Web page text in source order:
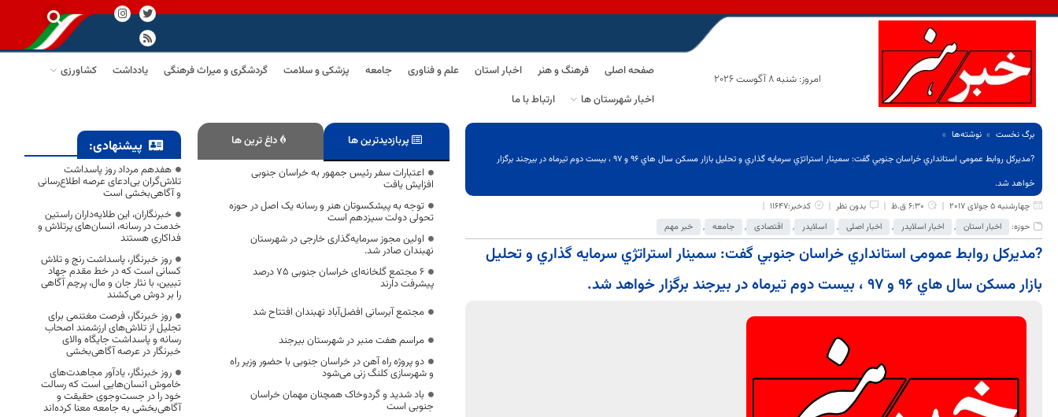
امروز: شنبه 8 آگوست 2026
صفحه اصلی فرهنگ و هنر اخبار استان علم و فناوری جامعه پزشکی و سلامت گردشگری و میراث فرهنگی یادداشت
کشاورزی
اخبار شهرستان ها
ارتباط با ما
برگ نخست
نوشته‌ها
?مدیرکل روابط عمومی استانداري خراسان جنوبي گفت: سمينار استراتژي سرمايه گذاري و تحليل بازار مسكن سال هاي ۹۶ و ۹۷ ، بيست دوم تيرماه در بيرجند برگزار
خواهد شد.
چهارشنبه 5 جولای 2017
6:30 ق.ظ بدون نظر
کدخبر:11647
حوزه:
اخبار استان , اخبار اسلایدر , اخبار اصلی , اسلایدر , اقتصادی , جامعه , خبر مهم
?مدیرکل روابط عمومی استانداري خراسان جنوبي گفت: سمينار استراتژي سرمايه گذاري و تحليل
بازار مسكن سال هاي ۹۶ و ۹۷ ، بيست دوم تيرماه در بيرجند برگزار خواهد شد.
پربازدیدترین ها داغ ترین ها
اعتبارات سفر رئیس جمهور به خراسان جنوبی
افزایش یافت
توجه به پیشکسوتان هنر و رسانه یک اصل در حوزه
تحولی دولت سیزدهم است
اولین مجوز سرمایه‌گذاری خارجی در شهرستان
نهبندان صادر شد.
۶ مجتمع گلخانه‌ای خراسان جنوبی ۷۵ درصد
پیشرفت دارند
مجتمع آبرسانی افضل‌آباد نهبندان افتتاح شد
مراسم هفت منبر در شهرستان بیرجند
دو پروژه راه آهن در خراسان جنوبی با حضور وزیر راه
و شهرسازی کلنگ زنی می‌شود
باد شدید و گردوخاک همچنان مهمان خراسان
جنوبی است
پیشنهادی:
هفدهم مرداد روز پاسداشت
تلاش‌گران بی‌ادعای عرصه اطلاع‌رسانی
و آگاهی‌بخشی است
خبرنگاران، این طلایه‌داران راستین
خدمت در رسانه، انسان‌های پرتلاش و
فداکاری هستند
روز خبرنگار، پاسداشت رنج و تلاش
کسانی است که در خط مقدم جهاد
تبیین، با نثار جان و مال، پرچم آگاهی
را بر دوش می‌کشند
روز خبرنگار، فرصت مغتنمی برای
تجلیل از تلاش‌های ارزشمند اصحاب
رسانه و پاسداشت جایگاه والای
خبرنگار در عرصه آگاهی‌بخشی
روز خبرنگار، یادآور مجاهدت‌های
خاموش انسان‌هایی است که رسالت
خود را در جست‌وجوی حقیقت و
آگاهی‌بخشی به جامعه معنا کرده‌اند